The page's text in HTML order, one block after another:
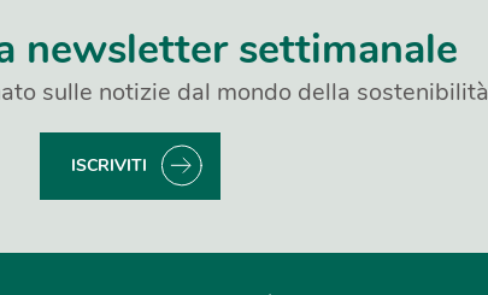
newsletter settimanale
sulle notizie dal mondo della sostenibilità
ISCRIVITI